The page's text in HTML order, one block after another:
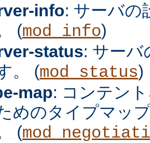
info: サーバの
(mod_info)
status: サーバ
。 (mod_status)
map: コンテン
めのタイプマッ
(